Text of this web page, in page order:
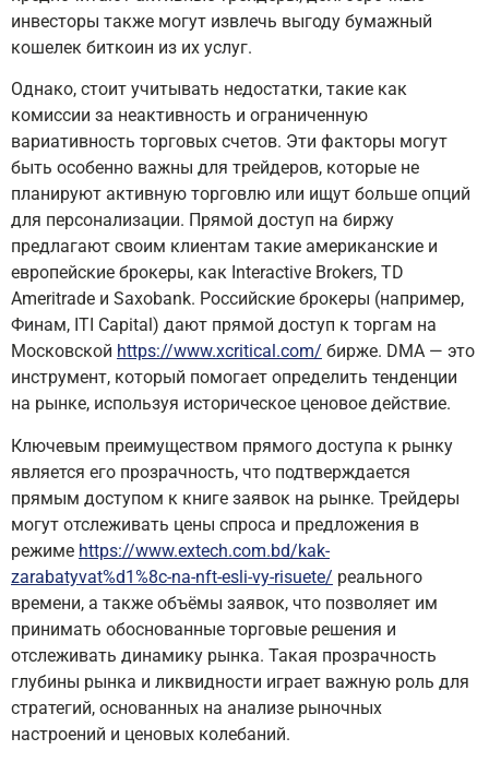
инвесторы также могут извлечь выгоду бумажный
кошелек биткоин из их услуг.
Однако, стоит учитывать недостатки, такие как
комиссии за неактивность и ограниченную
вариативность торговых счетов. Эти факторы могут
быть особенно важны для трейдеров, которые не
планируют активную торговлю или ищут больше опций
для персонализации. Прямой доступ на биржу
предлагают своим клиентам такие американские и
европейские брокеры, как Interactive Brokers, TD
Ameritrade и Saxobank. Российские брокеры (например,
Финам, ITI Capital) дают прямой доступ к торгам на
Московской https://www.xcritical.com/ бирже. DMA — это
инструмент, который помогает определить тенденции
на рынке, используя историческое ценовое действие.
Ключевым преимуществом прямого доступа к рынку
является его прозрачность, что подтверждается
прямым доступом к книге заявок на рынке. Трейдеры
могут отслеживать цены спроса и предложения в
режиме https://www.extech.com.bd/kak-
zarabatyvat%d1%8c-na-nft-esli-vy-risuete/ реального
времени, а также объёмы заявок, что позволяет им
принимать обоснованные торговые решения и
отслеживать динамику рынка. Такая прозрачность
глубины рынка и ликвидности играет важную роль для
стратегий, основанных на анализе рыночных
настроений и ценовых колебаний.